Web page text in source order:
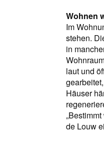
Wohnen
Im
stehen.
in
laut und
Häuser
de Louw